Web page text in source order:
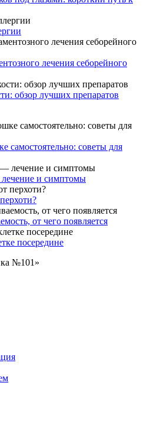
лечения себорейного
обзор лучших препаратов
самостоятельно: советы для
и симптомы
от чего появляется
посередине
№101»